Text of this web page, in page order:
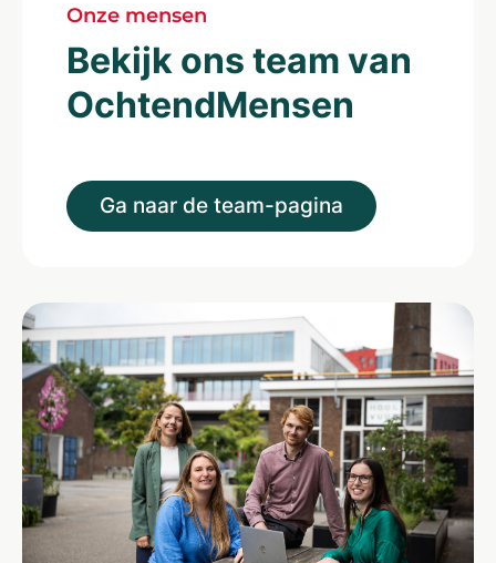
Onze mensen
Bekijk ons team van
OchtendMensen
Ga naar de team-pagina